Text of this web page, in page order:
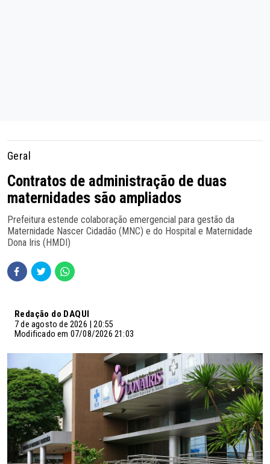
Geral
Contratos de administração de duas
maternidades são ampliados
Prefeitura estende colaboração emergencial para gestão da
Maternidade Nascer Cidadão (MNC) e do Hospital e Maternidade
Dona Iris (HMDI)
Redação do DAQUI
7 de agosto de 2026 | 20:55
Modificado em 07/08/2026 21:03